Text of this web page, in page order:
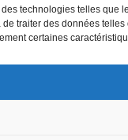
technologies telles
traiter des données
certaines